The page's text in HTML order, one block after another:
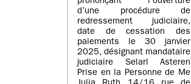
d’une procédure de
redressement judiciaire,
date de cessation des
paiements le 30 janvier
2025, désignant mandataire
judiciaire Selarl Asteren
Prise en la Personne de Me